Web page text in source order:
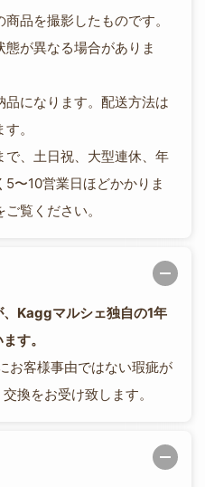
品を撮影したものです。
が異なる場合がありま
になります。配送方法は
。
で、土日祝、大型連休、年
〜10営業日ほどかかりま
ご覧ください。
Kaggマルシェ独自の1年
す。
お客様事由ではない瑕疵が
換をお受け致します。